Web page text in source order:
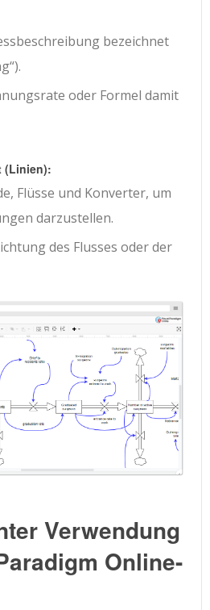
bezeichnet
oder Formel damit
(Linien):
Flüsse und Konverter, um
darzustellen.
des Flusses oder der
Verwendung
Online-